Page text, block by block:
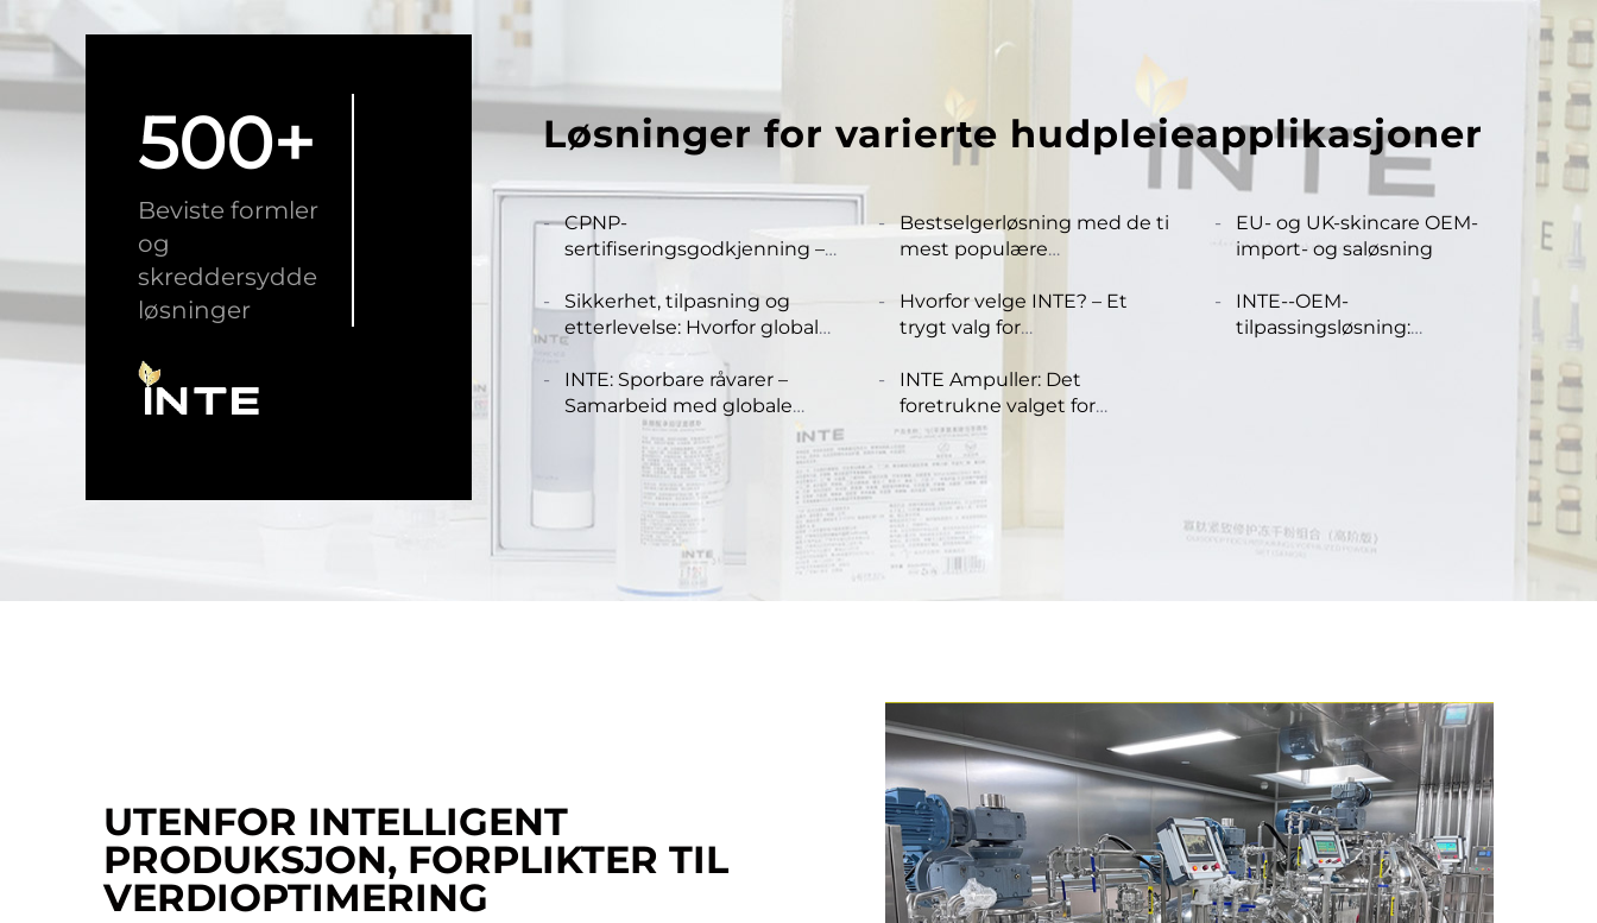
500+
Beviste formler
og
skreddersydde
løsninger
Løsninger for varierte hudpleieapplikasjoner
CPNP-
sertifiseringsgodkjenning –
etterlevelsesveiledning
Bestselgerløsning med de ti
mest populære
Nord-Amerika
EU- og UK-skincare OEM-
import- og saløsning
Sikkerhet, tilpasning og
etterlevelse: Hvorfor globale
velger INTE ampuller
Hvorfor velge INTE? – Et
trygt valg for
INTE--OEM-
tilpassingsløsning:
INTE: Sporbare råvarer –
Samarbeid med globale
premiumleverandører for å
bygge et solidt grunnlag for
produktkvalitet
INTE Ampuller: Det
foretrukne valget for
hudpleie med medisinske
standarder
UTENFOR INTELLIGENT
PRODUKSJON, FORPLIKTER TIL
VERDIOPTIMERING